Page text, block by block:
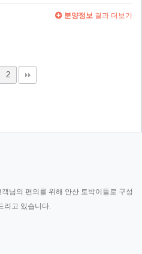
분양정보 결과 더보기
2
님의 편의를 위해 안산 토박이들로 구성
리고 있습니다.